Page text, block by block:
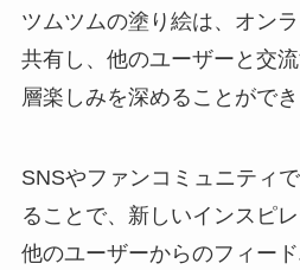
ツムツムの塗り絵は、オン
共有し、他のユーザーと交
層楽しみを深めることができ
SNSやファンコミュニティ
ることで、新しいインスピ
他のユーザーからのフィー